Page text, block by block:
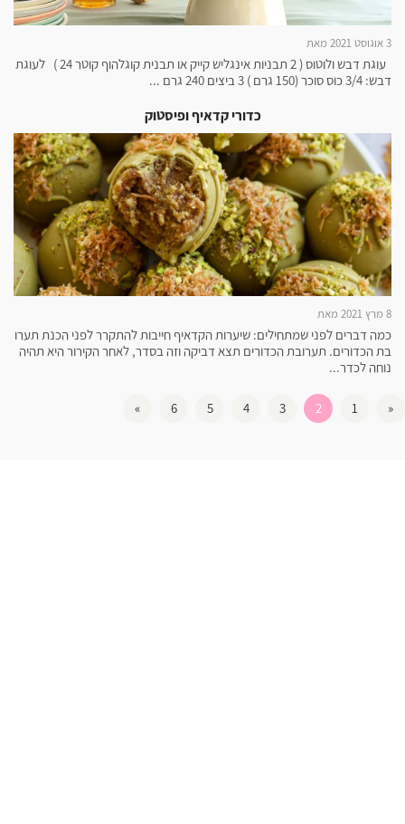
3 אוגוסט 2021 מאת
עוגת דבש ולוטוס ( 2 תבניות אינגליש קייק או תבנית קוגלהוף קוטר 24 ) לעוגת
דבש: 3/4 כוס סוכר (150 גרם ) 3 ביצים 240 גרם ...
כדורי קדאיף ופיסטוק
8 מרץ 2021 מאת
כמה דברים לפני שמתחילים: שיערות הקדאיף חייבות להתקרר לפני הכנת תערו
בת הכדורים. תערובת הכדורים תצא דביקה וזה בסדר, לאחר הקירור היא תהיה
נוחה לכדר...
«
1
2
3
4
5
6
»